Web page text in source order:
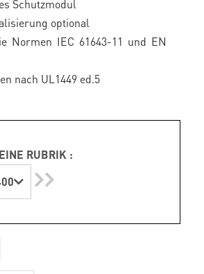
Schutzmodul
optional
Normen IEC 61643-11 und EN
nach UL1449 ed.5
RUBRIK :